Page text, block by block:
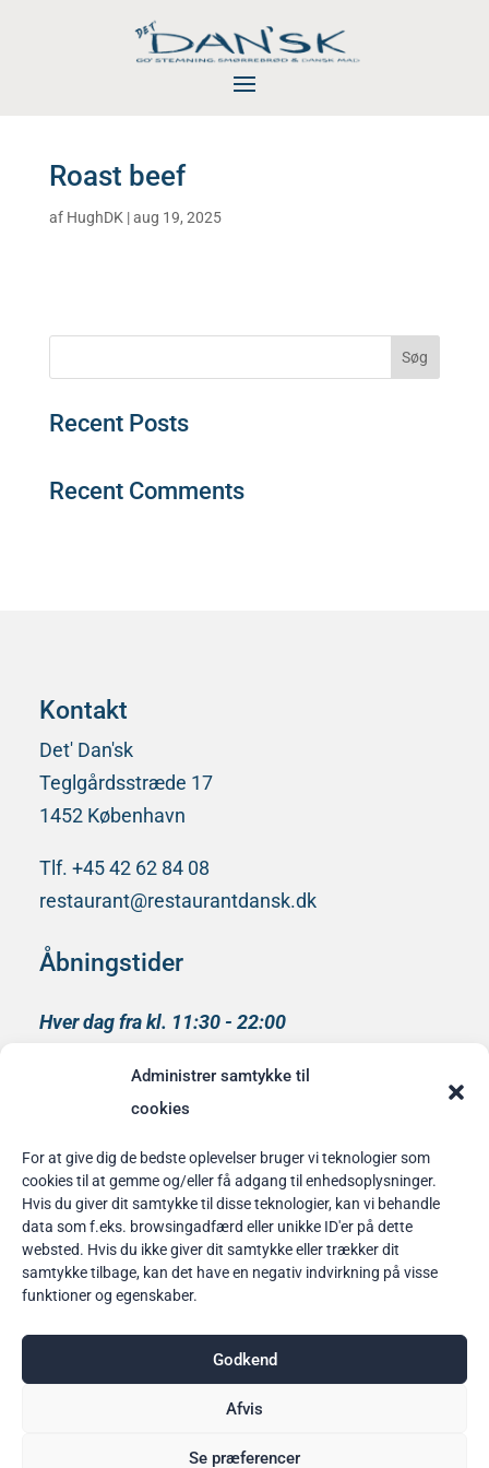
Administrer samtykke til
cookies
For at give dig de bedste oplevelser bruger vi teknologier som
cookies til at gemme og/eller få adgang til enhedsoplysninger.
Hvis du giver dit samtykke til disse teknologier, kan vi behandle
data som f.eks. browsingadfærd eller unikke ID'er på dette
websted. Hvis du ikke giver dit samtykke eller trækker dit
samtykke tilbage, kan det have en negativ indvirkning på visse
funktioner og egenskaber.
Godkend
Afvis
Se præferencer
Roast beef
af HughDK|aug 19, 2025
Søg
Recent Posts
Recent Comments
Kontakt
Det' Dan'sk
Teglgårdsstræde 17
1452 København
Tlf. +45 42 62 84 08
restaurant@restaurantdansk.dk
Åbningstider
Hver dag fra kl. 11:30 - 22:00
medlem af
Bordbestilling
her